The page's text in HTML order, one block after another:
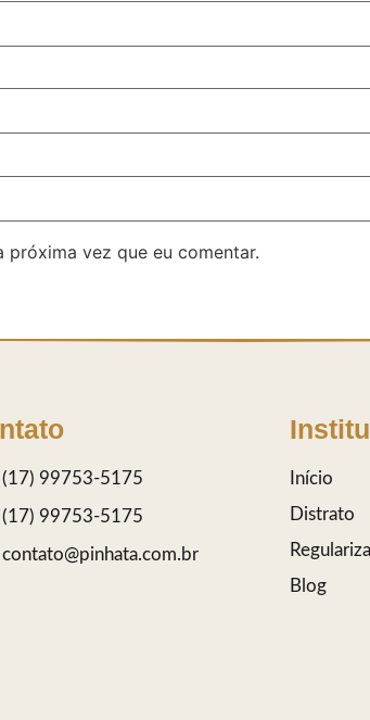
próxima vez que eu comentar.
(17) 99753-5175
(17) 99753-5175
contato@pinhata.com.br
Início
Distrato
Blog